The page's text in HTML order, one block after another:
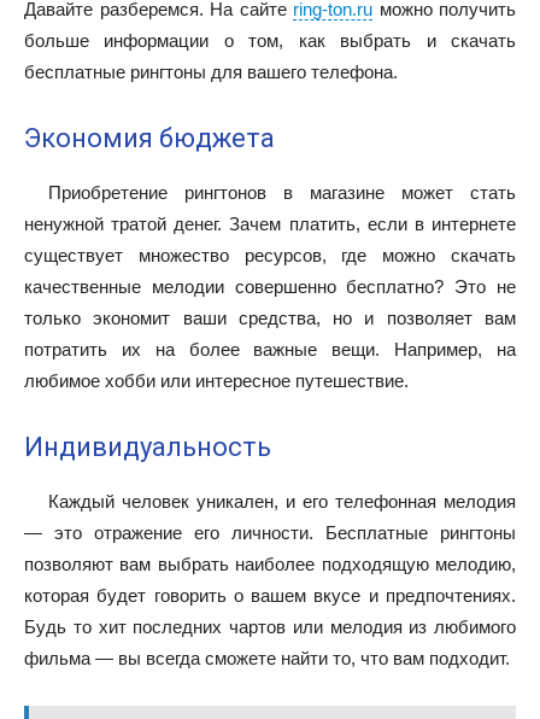
Давайте разберемся. На сайте ring-ton.ru можно получить
больше информации о том, как выбрать и скачать
бесплатные рингтоны для вашего телефона.
Экономия бюджета
Приобретение рингтонов в магазине может стать
ненужной тратой денег. Зачем платить, если в интернете
существует множество ресурсов, где можно скачать
качественные мелодии совершенно бесплатно? Это не
только экономит ваши средства, но и позволяет вам
потратить их на более важные вещи. Например, на
любимое хобби или интересное путешествие.
Индивидуальность
Каждый человек уникален, и его телефонная мелодия
— это отражение его личности. Бесплатные рингтоны
позволяют вам выбрать наиболее подходящую мелодию,
которая будет говорить о вашем вкусе и предпочтениях.
Будь то хит последних чартов или мелодия из любимого
фильма — вы всегда сможете найти то, что вам подходит.